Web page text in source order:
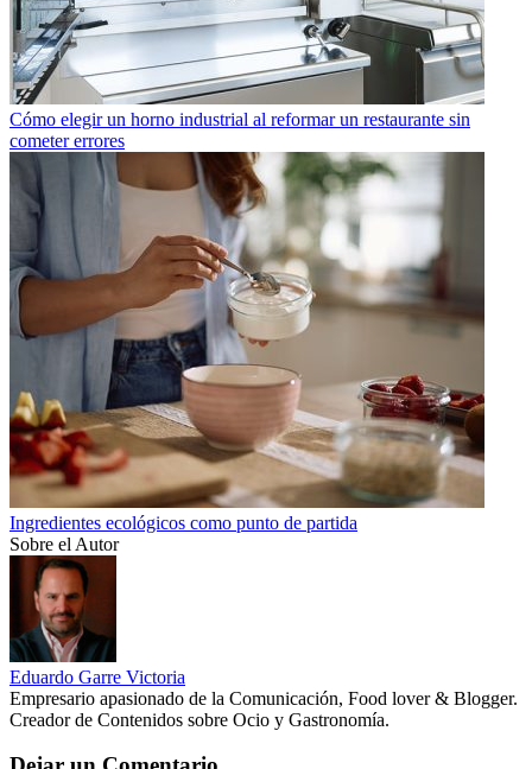
Cómo elegir un horno industrial al reformar un restaurante sin
cometer errores
Ingredientes ecológicos como punto de partida
Sobre el Autor
Eduardo Garre Victoria
Empresario apasionado de la Comunicación, Food lover & Blogger.
Creador de Contenidos sobre Ocio y Gastronomía.